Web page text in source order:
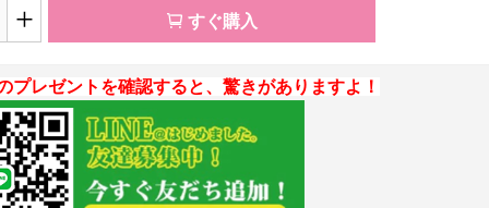
+ すぐ購入
プレゼントを確認すると、驚きがありますよ！